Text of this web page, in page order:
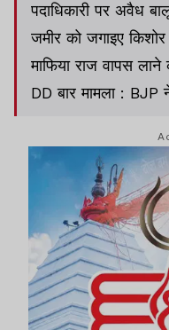
पदाधिकारी पर अवैध
जमीर को जगाइए
माफिया राज वापस
DD बार मामला : BJP
घर पर आयकर विभाग
CM ने दिए जांच के
श्मशान, कब्रिस्तान
धनबाद : गैंगस्टर
सीमा पार बैठे 23
घोषित।।फीफा वर्ल्ड
रिकॉर्ड तोड़ा